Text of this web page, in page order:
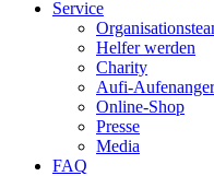
Service
Helfer werden
Charity
Aufi-
Online-Shop
Presse
Media
FAQ